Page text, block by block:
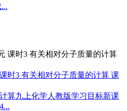
时3 有关相对分子质量的计算 课
算九上化学人教版学习目标新课